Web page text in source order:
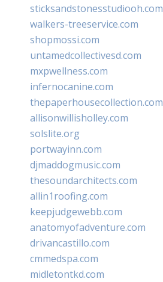
sticksandstonesstudiooh.com
walkers-treeservice.com
shopmossi.com
untamedcollectivesd.com
mxpwellness.com
infernocanine.com
thepaperhousecollection.com
allisonwillisholley.com
solslite.org
portwayinn.com
djmaddogmusic.com
thesoundarchitects.com
allin1roofing.com
keepjudgewebb.com
anatomyofadventure.com
drivancastillo.com
cmmedspa.com
midletontkd.com